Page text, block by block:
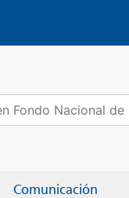
Comunicación